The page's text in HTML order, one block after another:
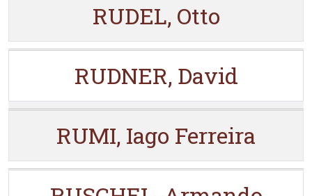
RUDEL, Otto
RUDNER, David
RUMI, Iago Ferreira